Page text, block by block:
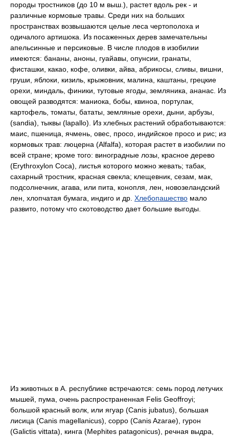
породы тростников (до 10 м выш.), растет вдоль рек - и
различные кормовые травы. Среди них на больших
пространствах возвышаются целые леса чертополоха и
одичалого артишока. Из посаженных дерев замечательны
апельсинные и персиковые. В числе плодов в изобилии
имеются: бананы, аноны, гуайавы, опунсии, гранаты,
фисташки, какао, кофе, оливки, айва, абрикосы, сливы, вишни,
груши, яблоки, кизиль, крыжовник, малина, каштаны, грецкие
орехи, миндаль, финики, тутовые ягоды, земляника, ананас. Из
овощей разводятся: маниока, бобы, квиноа, портулак,
картофель, томаты, бататы, земляные орехи, дыни, арбузы,
(sandia), тыквы (lapallo). Из хлебных растений обработываются:
маис, пшеница, ячмень, овес, просо, индийское просо и рис; из
кормовых трав: люцерна (Alfalfa), которая растет в изобилии по
всей стране; кроме того: виноградные лозы, красное дерево
(Erythroxylon Coca), листья которого можно жевать; табак,
сахарный тростник, красная свекла; клещевник, сезам, мак,
подсолнечник, агава, или пита, конопля, лен, новозеландский
лен, хлопчатая бумага, индиго и др. Хлебопашество мало
развито, потому что скотоводство дает большие выгоды.
Из животных в А. республике встречаются: семь пород летучих
мышей, пума, очень распространенная Felis Geoffroyi;
большой красный волк, или ягуар (Canis jubatus), большая
лисица (Canis magellanicus), coppo (Canis Azarae), гурон
(Galictis vittata), кинга (Mephites patagonicus), речная выдра,